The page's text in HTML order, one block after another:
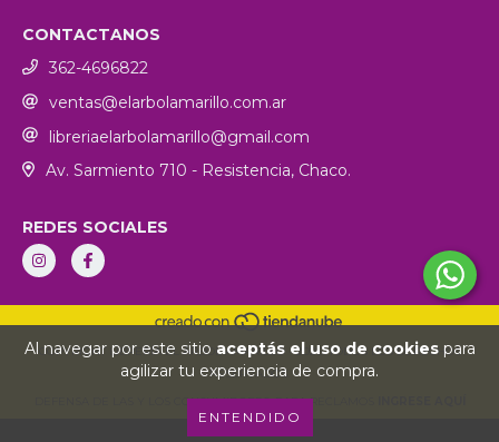
Al navegar por este sitio aceptás el uso de cookiespara
agilizar tu experiencia de compra.
ENTENDIDO
CONTACTANOS
362-4696822
ventas@elarbolamarillo.com.ar
libreriaelarbolamarillo@gmail.com
Av. Sarmiento 710 - Resistencia, Chaco.
REDES SOCIALES
COPYRIGHT LIBRERÍA EL ÁRBOL AMARILLO - 2026. TODOS LOS DERECHOS
RESERVADOS.
DEFENSA DE LAS Y LOS CONSUMIDORES. PARA RECLAMOS